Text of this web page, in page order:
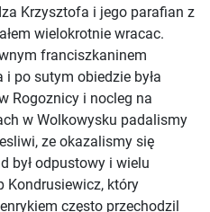
Krzysztofa i jego parafian z
wielokrotnie wracac.
franciszkaninem
po sutym obiedzie była
Rogoznicy i nocleg na
w Wolkowysku padalismy
ze okazalismy się
był odpustowy i wielu
Kondrusiewicz, który
często przechodzil